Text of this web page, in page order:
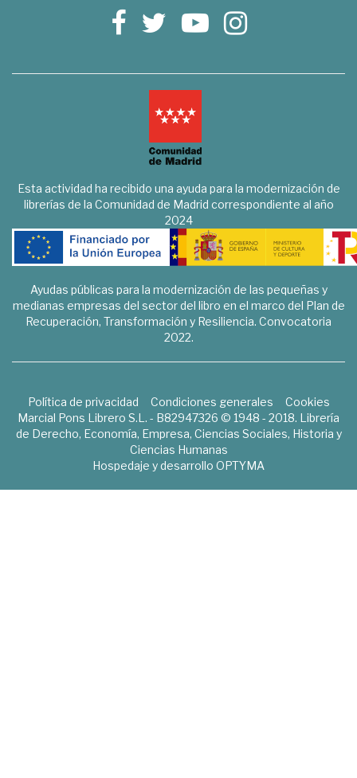
Esta actividad ha recibido una ayuda para la modernización de
librerías de la Comunidad de Madrid correspondiente al año
2024
Ayudas públicas para la modernización de las pequeñas y
medianas empresas del sector del libro en el marco del Plan de
Recuperación, Transformación y Resiliencia. Convocatoria
2022.
Política de privacidad Condiciones generales
Cookies
Marcial Pons Librero S.L. - B82947326 © 1948 - 2018. Librería
de Derecho, Economía, Empresa, Ciencias Sociales, Historia y
Ciencias Humanas
Hospedaje y desarrollo OPTYMA